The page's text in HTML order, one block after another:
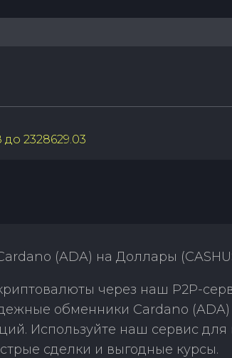
до 2328629.03
(ADA) на Доллары
через наш P2P-
обменники Cardano
Используйте наш сервис
сделки и выгодные курсы.